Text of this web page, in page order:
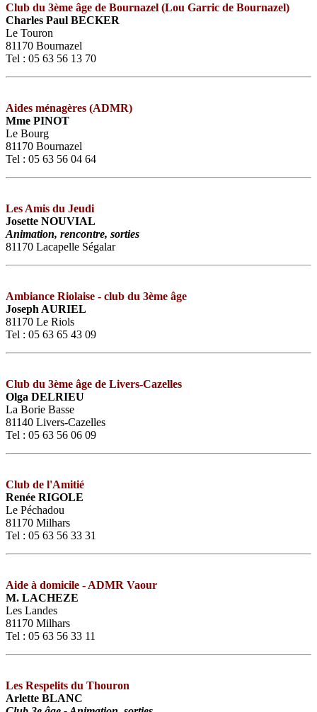
Club du 3ème âge de Bournazel (Lou Garric de Bournazel)
Charles Paul BECKER
Le Touron
81170 Bournazel
Tel : 05 63 56 13 70
Aides ménagères (ADMR)
Mme PINOT
Le Bourg
81170 Bournazel
Tel : 05 63 56 04 64
Les Amis du Jeudi
Josette NOUVIAL
Animation, rencontre, sorties
81170 Lacapelle Ségalar
Ambiance Riolaise - club du 3ème âge
Joseph AURIEL
81170 Le Riols
Tel : 05 63 65 43 09
Club du 3ème âge de Livers-Cazelles
Olga DELRIEU
La Borie Basse
81140 Livers-Cazelles
Tel : 05 63 56 06 09
Club de l'Amitié
Renée RIGOLE
Le Péchadou
81170 Milhars
Tel : 05 63 56 33 31
Aide à domicile - ADMR Vaour
M. LACHEZE
Les Landes
81170 Milhars
Tel : 05 63 56 33 11
Les Respelits du Thouron
Arlette BLANC